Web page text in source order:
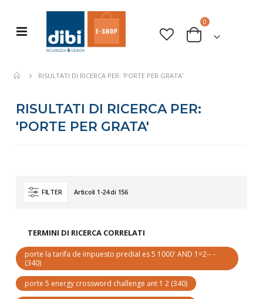
Toggle
Cart
0 elementi
RISULTATI DI RICERCA PER: 'PORTE PER GRATA'
RISULTATI DI RICERCA PER:
'PORTE PER GRATA'
FILTER Articoli 1 -24di 156
TERMINI DI RICERCA CORRELATI
porte la tarifa de impuesto predial es 5 1000' AND 1=2-- -
(340)
porte 5 energy crossword challenge ant 1 2 (340)